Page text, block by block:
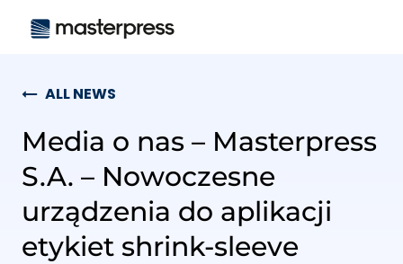
ALL NEWS
Media o nas – Masterpress
S.A. – Nowoczesne
urządzenia do aplikacji
etykiet shrink-sleeve